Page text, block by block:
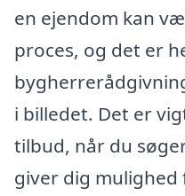
en ejendom kan
proces, og det er
i billedet. Det er
tilbud, når du
giver dig